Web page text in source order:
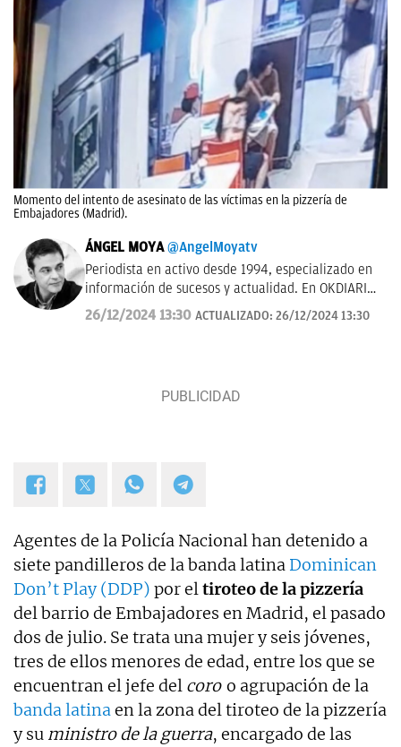
Momento del intento de asesinato de las víctimas en la pizzería de
Embajadores (Madrid).
ÁNGEL MOYA @AngelMoyatv
Periodista en activo desde 1994, especializado en
información de sucesos y actualidad. En OKDIARIO
desde el año 2018. Fui redactor del Diario de Las
Palmas, pasé por los Informativos de Telecinco, me
hasta el año 2019 y desde entonces colaboro con
libros "Los reyes latinos", "Red de mentiras" y "Tras
el muro".
26/12/2024 13:30 ACTUALIZADO: 26/12/2024 13:30
Agentes de la Policía Nacional han detenido a
siete pandilleros de la banda latina Dominican
Don’t Play (DDP) por eltiroteo de la pizzería
del barrio de Embajadores en Madrid, el pasado
dos de julio. Se trata una mujer y seis jóvenes,
tres de ellos menores de edad, entre los que se
encuentran el jefe del coro o agrupación de la
banda latinaen la zona del tiroteo de la pizzería
y su ministro de la guerra, encargado de las